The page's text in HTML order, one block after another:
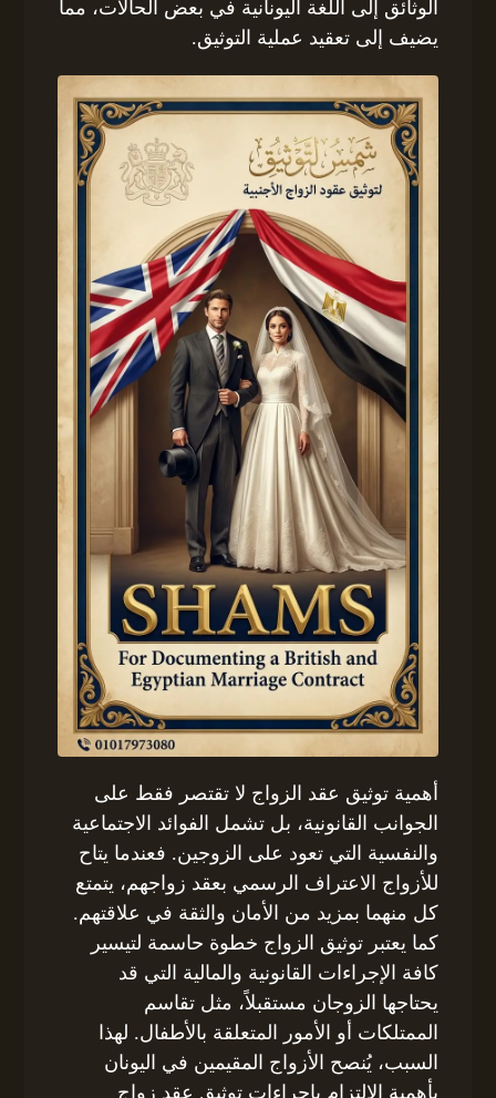
الوثائق إلى اللغة اليونانية في بعض الحالات، مما
يضيف إلى تعقيد عملية التوثيق.
أهمية توثيق عقد الزواج لا تقتصر فقط على
الجوانب القانونية، بل تشمل الفوائد الاجتماعية
والنفسية التي تعود على الزوجين. فعندما يتاح
للأزواج الاعتراف الرسمي بعقد زواجهم، يتمتع
كل منهما بمزيد من الأمان والثقة في علاقتهم.
كما يعتبر توثيق الزواج خطوة حاسمة لتيسير
كافة الإجراءات القانونية والمالية التي قد
يحتاجها الزوجان مستقبلاً، مثل تقاسم
الممتلكات أو الأمور المتعلقة بالأطفال. لهذا
السبب، يُنصح الأزواج المقيمين في اليونان
بأهمية الالتزام بإجراءات توثيق عقد زواج